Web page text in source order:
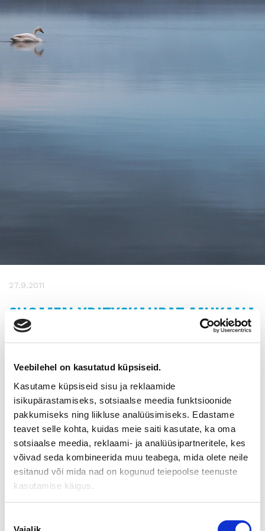
Veebilehel on kasutatud küpsiseid.
Kasutame küpsiseid sisu ja reklaamide
isikupärastamiseks, sotsiaalse meedia funktsioonide
pakkumiseks ning liikluse analüüsimiseks. Edastame
teavet selle kohta, kuidas meie saiti kasutate, ka oma
sotsiaalse meedia, reklaami- ja analüüsipartneritele, kes
võivad seda kombineerida muu teabega, mida olete neile
esitanud või mida nad on kogunud teiepoolse teenuste
kasutamise käigus.
27.9.2011
SUOMEN YRITYSKAUPAT MUKANA
KOUVOLAN ONNISTUNUT
OMISTAJANVAIHDOS
TEEMAILLASSA 11.10.2011
Teemailta yrittäjille: onnistunut omistajanvaihdos
Mitä yrityksen myymisessä ja ostamisessa tulee ottaa
huomioon? Tule
kuulemaan asiantuntijoiden rahanarvoisia vinkkejä
onnistuneeseen
omistajanvaihdokseen. Samalla saat tietää, millaisia